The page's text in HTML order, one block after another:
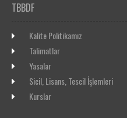
TBBDF
Kalite Politikamız
Talimatlar
Yasalar
Sicil, Lisans, Tescil İşlemleri
Kurslar